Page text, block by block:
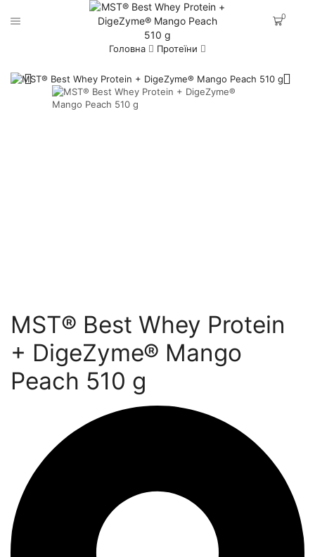
0
Головна Протеїни
MST® Best Whey Protein
+ DigeZyme® Mango
Peach 510 g